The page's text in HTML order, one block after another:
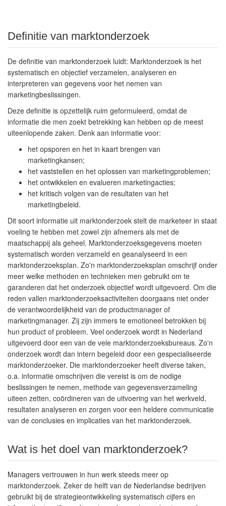
Definitie van marktonderzoek
De definitie van marktonderzoek luidt: Marktonderzoek is het
systematisch en objectief verzamelen, analyseren en
interpreteren van gegevens voor het nemen van
marketingbeslissingen.
Deze definitie is opzettelijk ruim geformuleerd, omdat de
informatie die men zoekt betrekking kan hebben op de meest
uiteenlopende zaken. Denk aan informatie voor:
het opsporen en het in kaart brengen van
marketingkansen;
het vaststellen en het oplossen van marketingproblemen;
het ontwikkelen en evalueren marketingacties;
het kritisch volgen van de resultaten van het
marketingbeleid.
Dit soort informatie uit marktonderzoek stelt de marketeer in staat
voeling te hebben met zowel zijn afnemers als met de
maatschappij als geheel. Marktonderzoeksgegevens moeten
systematisch worden verzameld en geanalyseerd in een
marktonderzoeksplan. Zo'n marktonderzoeksplan omschrijf onder
meer welke methoden en technieken men gebruikt om te
garanderen dat het onderzoek objectief wordt uitgevoerd. Om die
reden vallen marktonderzoeksactiviteiten doorgaans niet onder
de verantwoordelijkheid van de productmanager of
marketingmanager. Zij zijn immers te emotioneel betrokken bij
hun product of probleem. Veel onderzoek wordt in Nederland
uitgevoerd door een van de vele marktonderzoeksbureaus. Zo'n
onderzoek wordt dan intern begeleid door een gespecialiseerde
marktonderzoeker. Die marktonderzoeker heeft diverse taken,
o.a. informatie omschrijven die vereist is om de nodige
beslissingen te nemen, methode van gegevensverzameling
uiteen zetten, coördineren van de uitvoering van het werkveld,
resultaten analyseren en zorgen voor een heldere communicatie
van de conclusies en implicaties van het marktonderzoek.
Wat is het doel van marktonderzoek?
Managers vertrouwen in hun werk steeds meer op
marktonderzoek. Zeker de helft van de Nederlandse bedrijven
gebruikt bij de strategieontwikkeling systematisch cijfers en